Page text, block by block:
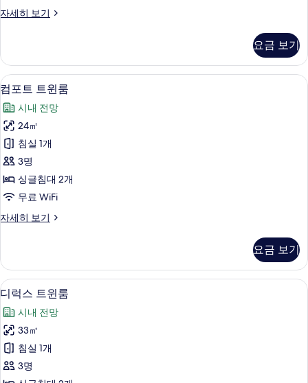
진
두
보
기
자세히 보기
스
트
윈
룸
자
세
히
보
기
요금 보기
컴
포
트
트
윈
룸
사
모
보
기
오리/거위털 이불, 객실 내 금고, 암막
13
컴포트 트윈룸
시내 전망
24㎡
침실 1개
3명
싱글침대 2개
무료 WiFi
자세히 보기
컴
윈
룸
자
세
히
보
기
요금 보기
디
럭
스
트
윈
룸
디럭스 트윈룸 | 오리/거위털 이불, 객
11
디럭스 트윈룸
시내 전망
33㎡
침실 1개
3명